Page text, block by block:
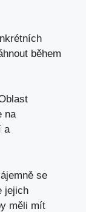
během
na
a
se
jejich
měli mít